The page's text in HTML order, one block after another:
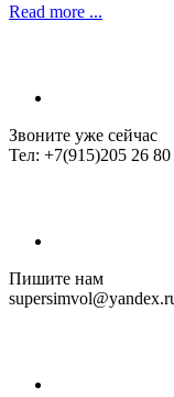
Read more ...
Звоните уже сейчас
Тел: +7(915)205 26
Пишите нам